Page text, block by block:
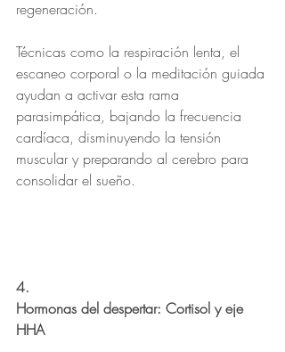
regeneración.
Técnicas como la respiración lenta, el
escaneo corporal o la meditación guiada
ayudan a activar esta rama
parasimpática, bajando la frecuencia
cardíaca, disminuyendo la tensión
muscular y preparando al cerebro para
consolidar el sueño.
4.
Hormonas del despertar: Cortisol y eje
HHA